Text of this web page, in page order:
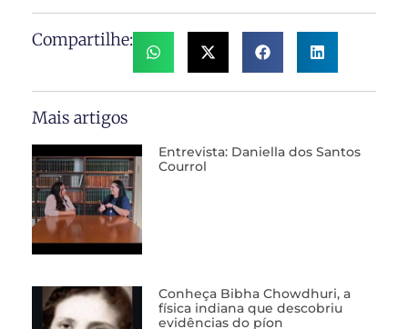
Compartilhe:
Mais artigos
Entrevista: Daniella dos Santos
Courrol
Conheça Bibha Chowdhuri, a
física indiana que descobriu
evidências do píon